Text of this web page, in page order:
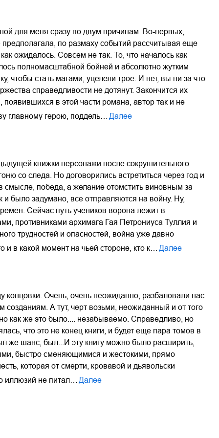
для меня сразу по двум причинам. Во-первых,
предполагала, по размаху событий рассчитывая еще
ожидалось. Совсем не так. То, что началось как
полномасштабной бойней и абсолютно жутким
стать магами, уцелели трое. И нет, вы ни за что
справедливости не дотянут. Закончится их
в этой части романа, автор так и не
главному герою, поддель…
Далее
книжки персонажи после сокрушительного
со следа. Но договорились встретиться через год и
смысле, победа, а желание отомстить виновным за
и было задумано, все отправляются на войну. Ну,
Сейчас путь учеников ворона лежит в
противниками архимага Гая Петрониуса Туллия и
трудностей и опасностей, война уже давно
в какой момент на чьей стороне, кто к…
Далее
концовки. Очень, очень неожиданно, разбаловали нас
А тут, черт возьми, неожиданный и от того
как же это было.... незабываемо. Справедливо, но
что это не конец книги, и будет еще пара томов в
же шанс, был...И эту книгу можно было расширить,
быстро сменяющимися и жестокими, прямо
которая от смерти, кровавой и дьявольски
иллюзий не питал…
Далее